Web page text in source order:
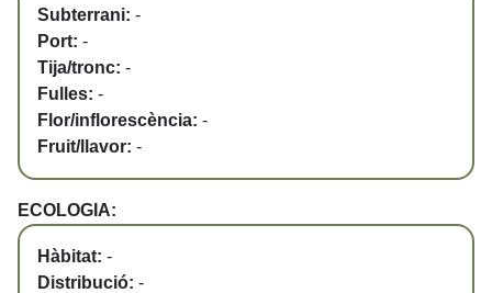
Subterrani: -
Port: -
Tija/tronc: -
Fulles: -
Flor/inflorescència: -
Fruit/llavor: -
ECOLOGIA:
Hàbitat: -
Distribució: -